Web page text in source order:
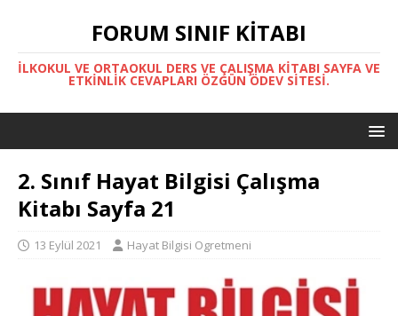
FORUM SINIF KITABI
İLKOKUL VE ORTAOKUL DERS VE ÇALIŞMA KITABI SAYFA VE
ETKINLIK CEVAPLARI ÖZGÜN ÖDEV SITESI.
2. Sınıf Hayat Bilgisi Çalışma
Kitabı Sayfa 21
13 Eylül 2021 Hayat Bilgisi Ogretmeni